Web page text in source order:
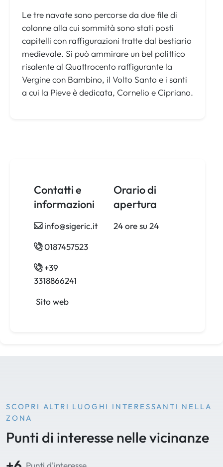
Le tre navate sono percorse da due file di
colonne alla cui sommità sono stati posti
capitelli con raffigurazioni tratte dal bestiario
medievale. Si può ammirare un bel polittico
risalente al Quattrocento raffigurante la
Vergine con Bambino, il Volto Santo e i santi
a cui la Pieve è dedicata, Cornelio e Cipriano.
Contatti e
informazioni
info@sigeric.it
0187457523
+39
3318866241
Sito web
Orario di
apertura
24 ore su 24
SCOPRI ALTRI LUOGHI INTERESSANTI NELLA
ZONA
Punti di interesse nelle vicinanze